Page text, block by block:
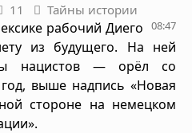
11 Тайны истории
08:47
рабочий Диего
из будущего. На ней
нацистов — орёл со
выше надпись «Новая
стороне на немецком